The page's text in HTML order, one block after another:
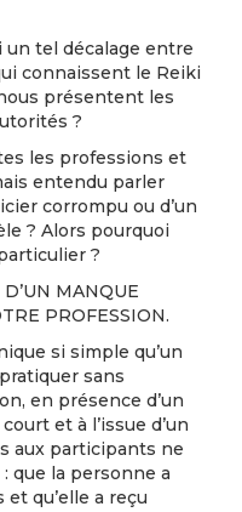
un tel décalage entre
connaissent le Reiki
présentent les
?
les professions et
entendu parler
corrompu ou d’un
? Alors pourquoi
?
MANQUE
PROFESSION.
si simple qu’un
sans
en présence d’un
et à l’issue d’un
aux participants ne
que la personne a
qu’elle a reçu